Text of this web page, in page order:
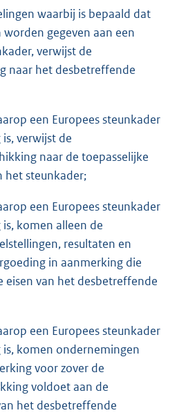
waarbij is bepaald dat
gegeven aan een
verwijst de
naar het desbetreffende
een Europees steunkader
verwijst de
naar de toepasselijke
het steunkader;
een Europees steunkader
komen alleen de
resultaten en
in aanmerking die
eisen van het desbetreffende
een Europees steunkader
is, komen ondernemingen
voor zover de
voldoet aan de
het desbetreffende